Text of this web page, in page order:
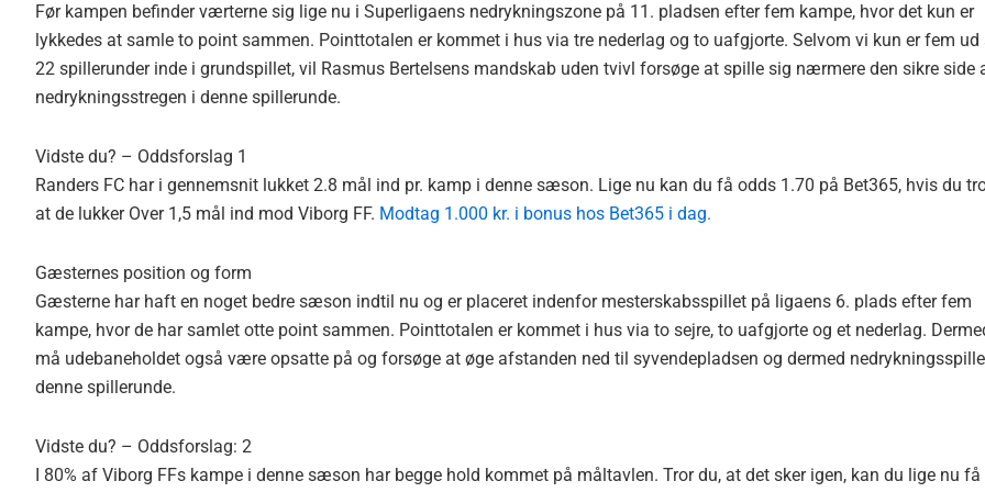
Før kampen befinder værterne sig lige nu i Superligaens nedrykningszone på 11. pladsen efter fem kampe, hvor det kun er
lykkedes at samle to point sammen. Pointtotalen er kommet i hus via tre nederlag og to uafgjorte. Selvom vi kun er fem ud
22 spillerunder inde i grundspillet, vil Rasmus Bertelsens mandskab uden tvivl forsøge at spille sig nærmere den sikre side
nedrykningsstregen i denne spillerunde.
Vidste du? – Oddsforslag 1
Randers FC har i gennemsnit lukket 2.8 mål ind pr. kamp i denne sæson. Lige nu kan du få odds 1.70 på Bet365, hvis du
at de lukker Over 1,5 mål ind mod Viborg FF. Modtag 1.000 kr. i bonus hos Bet365 i dag.
Gæsternes position og form
Gæsterne har haft en noget bedre sæson indtil nu og er placeret indenfor mesterskabsspillet på ligaens 6. plads efter fem
kampe, hvor de har samlet otte point sammen. Pointtotalen er kommet i hus via to sejre, to uafgjorte og et nederlag.
må udebaneholdet også være opsatte på og forsøge at øge afstanden ned til syvendepladsen og dermed
denne spillerunde.
Vidste du? – Oddsforslag: 2
I 80% af Viborg FFs kampe i denne sæson har begge hold kommet på måltavlen. Tror du, at det sker igen, kan du lige nu få